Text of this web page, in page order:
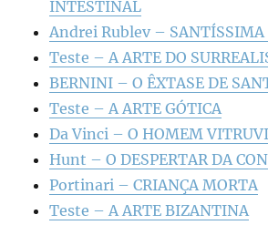
INTESTINAL
Andrei Rublev – SANTÍSSIMA
Teste – A ARTE DO
BERNINI – O ÊXTASE DE
Teste – A ARTE GÓTICA
Da Vinci – O HOMEM
Hunt – O DESPERTAR DA
Portinari – CRIANÇA MORTA
Teste – A ARTE BIZANTINA